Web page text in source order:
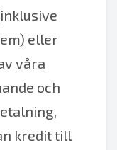
eller
våra
och
kredit till